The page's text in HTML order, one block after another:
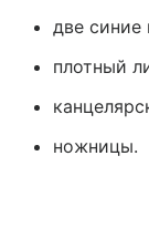
две синие
плотный
ножницы.